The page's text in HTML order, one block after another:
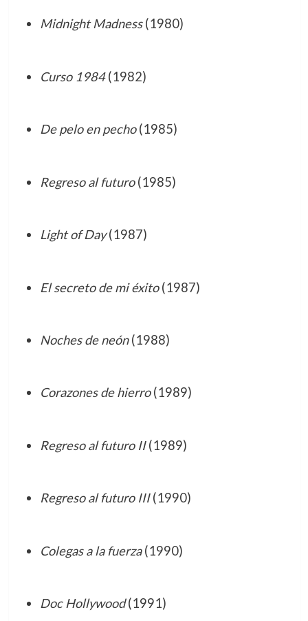
Midnight Madness(1980)
Curso 1984(1982)
De pelo en pecho(1985)
Regreso al futuro(1985)
Light of Day(1987)
El secreto de mi éxito(1987)
Noches de neón(1988)
Corazones de hierro(1989)
Regreso al futuro II(1989)
Regreso al futuro III(1990)
Colegas a la fuerza(1990)
Doc Hollywood(1991)